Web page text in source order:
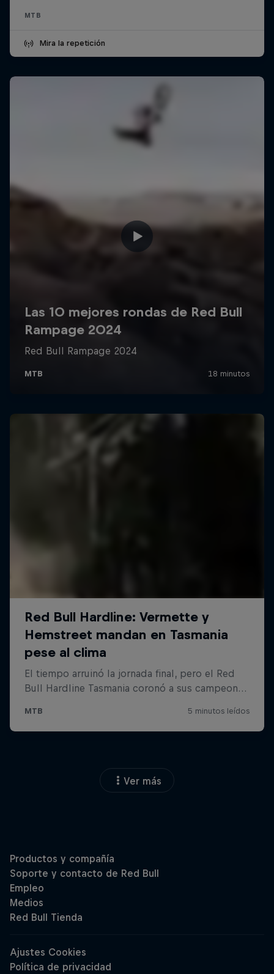
MTB
Mira la repetición
Ver más